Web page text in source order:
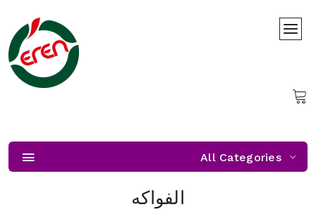
All Categories
الفواكه